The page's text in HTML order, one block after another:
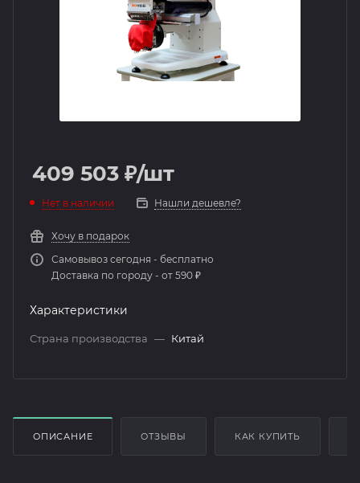
409 503 ₽/шт
Нет в наличии Нашли дешевле?
Хочу в подарок
Самовывоз сегодня - бесплатно
Доставка по городу - от 590 ₽
Характеристики
Страна производства — Китай
ОПИСАНИЕ ОТЗЫВЫ КАК КУПИТЬ